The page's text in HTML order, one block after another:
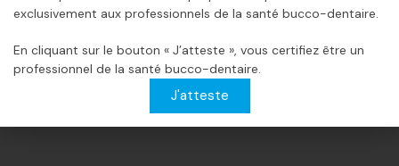
Largeur: 234 mm
Capacité L.: 10,6
Tuyau de sortie: 38 mm
Informations complémentairesAvis (0)
exclusivement aux professionnels de la santé bucco-dentaire.
En cliquant sur le bouton « J’atteste », vous certifiez être un
professionnel de la santé bucco-dentaire.
J'atteste